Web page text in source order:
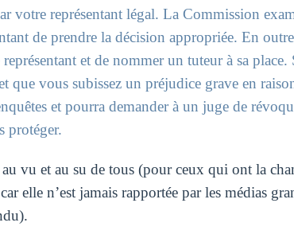
votre représentant légal. La Commission
de prendre la décision appropriée. En
et de nommer un tuteur à sa
que vous subissez un préjudice grave en
et pourra demander à un juge de
protéger.
vu et au su de tous (pour ceux qui ont la
elle n’est jamais rapportée par les médias